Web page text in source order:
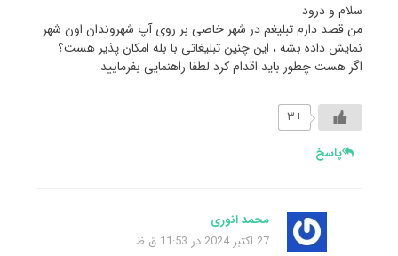
سلام و درود
من قصد دارم تبلیغم در شهر خاصی بر روی آپ شهروندان اون شهر
نمایش داده بشه ، این چنین تبلیغاتی با بله امکان پذیر هست؟
اگر هست چطور باید اقدام کرد لطفا راهنمایی بفرمایید
+۳
پاسخ
محمد انوری
27 اکتبر 2024 در 11:53 ق.ظ